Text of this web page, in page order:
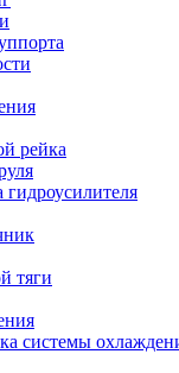
рейка
гидроусилителя
тяги
системы